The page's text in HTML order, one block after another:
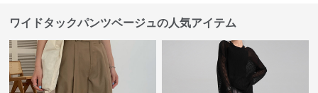
ワイドタックパンツベージュの人気アイテム